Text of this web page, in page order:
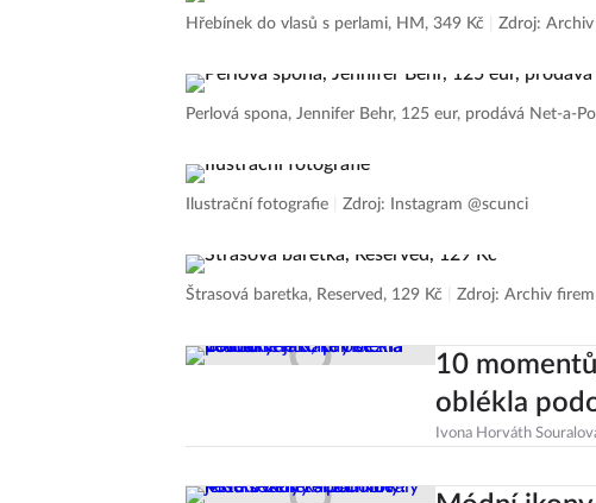
Hřebínek do vlasů s perlami, HM, 349 Kč Zdroj:
Perlová spona, Jennifer Behr, 125 eur, prodává Net-a-
Ilustrační fotografie Zdroj: Instagram @scunci
Štrasová baretka, Reserved, 129 Kč Zdroj: Archiv firem
10
oblékla
Ivona Horváth